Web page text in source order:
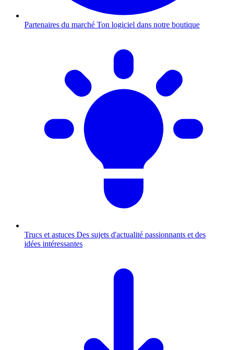
Partenaires du marché Ton logiciel dans notre boutique
Trucs et astuces Des sujets d'actualité passionnants et des
idées intéressantes